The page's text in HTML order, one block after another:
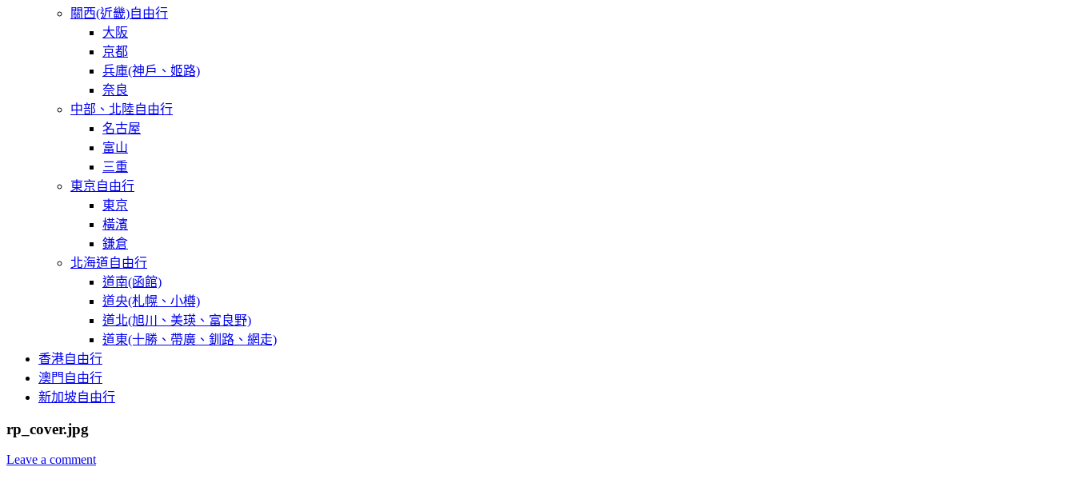
關西(近畿)自由行
大阪
京都
兵庫(神戶、姬路)
奈良
中部、北陸自由行
名古屋
富山
三重
東京自由行
東京
橫濱
鎌倉
北海道自由行
道南(函館)
道央(札幌、小樽)
道北(旭川、美瑛、富良野)
道東(十勝、帶廣、釧路、網走)
香港自由行
澳門自由行
新加坡自由行
rp_cover.jpg
Leave a comment